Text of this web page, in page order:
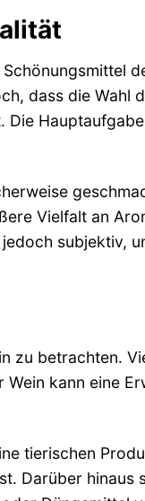
dass die Wahl
Die
Vielfalt an
subjektiv,
zu betrachten.
kann eine
tierischen
Darüber hinaus